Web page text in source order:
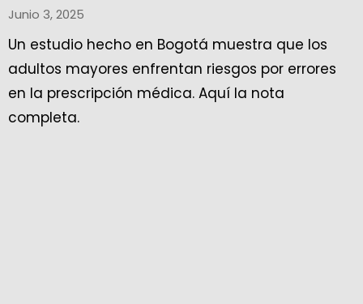
Junio 3, 2025
Un estudio hecho en Bogotá muestra que los
adultos mayores enfrentan riesgos por errores
en la prescripción médica. Aquí la nota
completa.